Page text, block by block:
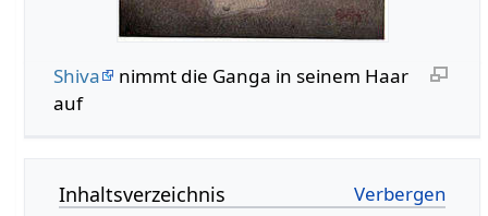
Shiva
nimmt die Ganga in seinem Haar
auf
Inhaltsverzeichnis